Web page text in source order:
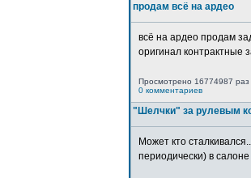
продам всё на ардео
всё на ардео продам
оригинал контрактные
Просмотрено 16774987 раз
0 комментариев
"Шелчки" за рулевым
Может кто
периодически) в